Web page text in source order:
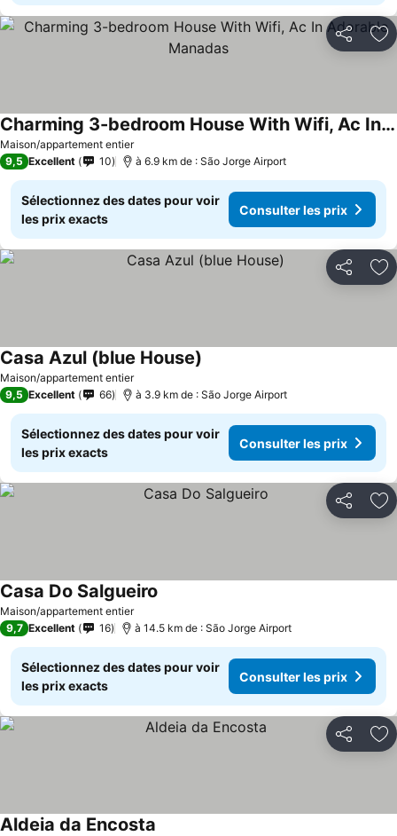
Partager
Maison/appartement entier
Charming 3-bedroom House With Wifi, Ac In Adorable Manadas
9,5 Excellent 10 à 6.9 km de : São Jorge Airport
Sélectionnez des dates pour voir
les prix exacts
Consulter les prix
Partager
Maison/appartement entier
Casa Azul (blue House)
9,5 Excellent 66 à 3.9 km de : São Jorge Airport
Sélectionnez des dates pour voir
les prix exacts
Consulter les prix
Partager
Maison/appartement entier
Casa Do Salgueiro
9,7 Excellent 16 à 14.5 km de : São Jorge Airport
Sélectionnez des dates pour voir
les prix exacts
Consulter les prix
Partager
Aldeia da Encosta